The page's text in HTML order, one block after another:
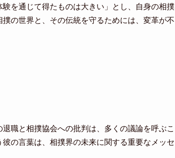
を通じて得たものは大きい」とし、自身の相撲
の世界と、その伝統を守るためには、変革が不
職と相撲協会への批判は、多くの議論を呼ぶこ
の言葉は、相撲界の未来に関する重要なメッセ